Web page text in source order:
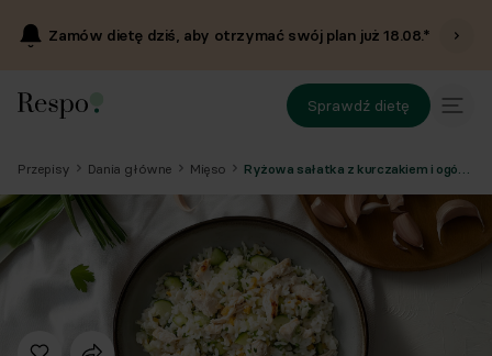
Zamów dietę dziś, aby otrzymać swój plan już18.08.*
Sprawdź dietę
Przepisy Dania główne Mięso